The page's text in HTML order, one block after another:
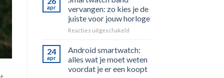
van
2026:
je
het
juiste
slimme
apr
vervangen: zo kies je de
juiste voor jouw horloge
Reacties uitgeschakeldvoor
band
zo
kies
24
apr
Android smartwatch:
alles wat je moet weten
voordat je er een koopt